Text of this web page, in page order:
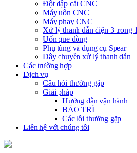
Đột dập cắt CNC
Máy uốn CNC
Máy phay CNC
Xử lý thanh dẫn điện 3 trong 1
Uốn que đồng
Phụ tùng và dụng cụ Spear
Dây chuyền xử lý thanh dẫn
Các trường hợp
Dịch vụ
Câu hỏi thường gặp
Giải pháp
Hướng dẫn vận hành
BẢO TRÌ
Các lỗi thường gặp
Liên hệ với chúng tôi